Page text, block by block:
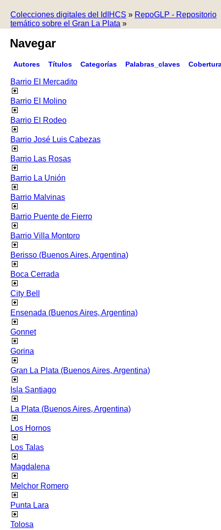
Colecciones digitales del IdIHCS » RepoGLP - Repositorio
temático sobre el Gran La Plata »
Navegar
Autores Títulos Categorías Palabras_claves
Barrio El Mercadito
Barrio El Molino
Barrio El Rodeo
Barrio José Luis Cabezas
Barrio Las Rosas
Barrio La Unión
Barrio Malvinas
Barrio Puente de Fierro
Barrio Villa Montoro
Berisso (Buenos Aires, Argentina)
Boca Cerrada
City Bell
Ensenada (Buenos Aires, Argentina)
Gonnet
Gorina
Gran La Plata (Buenos Aires, Argentina)
Isla Santiago
La Plata (Buenos Aires, Argentina)
Los Hornos
Los Talas
Magdalena
Melchor Romero
Punta Lara
Tolosa